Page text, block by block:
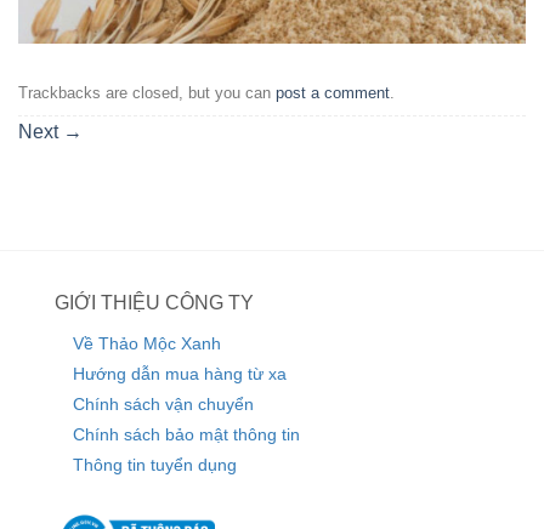
Trackbacks are closed, but you can post a comment
Next →
GIỚI THIỆU CÔNG TY
Về Thảo Mộc Xanh
Hướng dẫn mua hàng từ xa
Chính sách vận chuyển
Chính sách bảo mật thông tin
Thông tin tuyển dụng